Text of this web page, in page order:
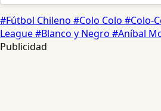
#Fútbol Chileno #Colo Colo #Colo-
League#Blanco y Negro #Aníbal
Publicidad